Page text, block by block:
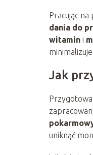
Pracując
dania do
witamin i
Jak
uniknąć